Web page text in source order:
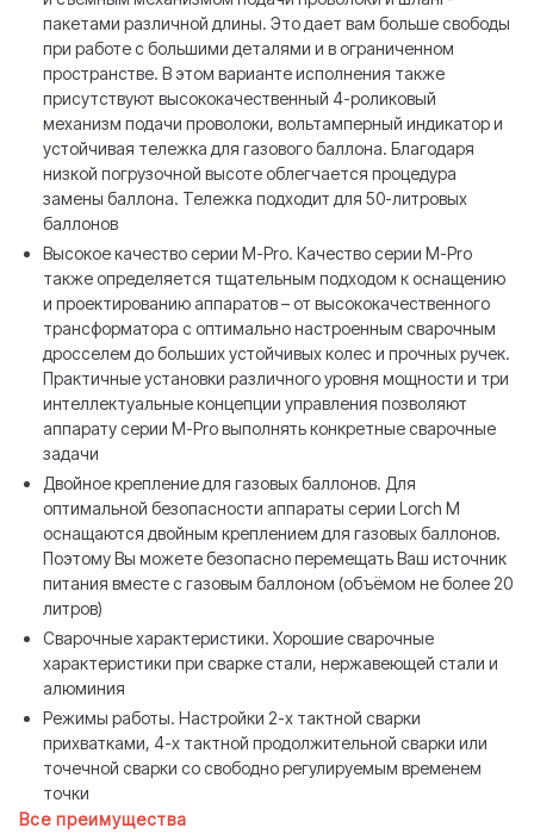
пакетами различной длины. Это дает вам больше свободы
при работе с большими деталями и в ограниченном
пространстве. В этом варианте исполнения также
присутствуют высококачественный 4-роликовый
механизм подачи проволоки, вольтамперный индикатор и
устойчивая тележка для газового баллона. Благодаря
низкой погрузочной высоте облегчается процедура
замены баллона. Тележка подходит для 50-литровых
баллонов
Высокое качество серии M-Pro. Качество серии M-Pro
также определяется тщательным подходом к оснащению
и проектированию аппаратов – от высококачественного
трансформатора с оптимально настроенным сварочным
дросселем до больших устойчивых колес и прочных ручек.
Практичные установки различного уровня мощности и три
интеллектуальные концепции управления позволяют
аппарату серии M-Pro выполнять конкретные сварочные
задачи
Двойное крепление для газовых баллонов. Для
оптимальной безопасности аппараты серии Lorch M
оснащаются двойным креплением для газовых баллонов.
Поэтому Вы можете безопасно перемещать Ваш источник
питания вместе с газовым баллоном (объёмом не более 20
литров)
Сварочные характеристики. Хорошие сварочные
характеристики при сварке стали, нержавеющей стали и
алюминия
Режимы работы. Настройки 2-x тактной сварки
прихватками, 4-x тактной продолжительной сварки или
точечной сварки со свободно регулируемым временем
точки
Все преимущества